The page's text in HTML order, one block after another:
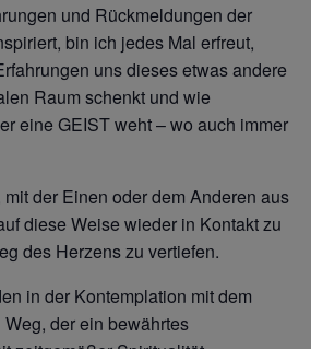
und Rückmeldungen der
bin ich jedes Mal erfreut,
uns dieses etwas andere
Raum schenkt und wie
eine GEIST weht – wo auch immer
der Einen oder dem Anderen aus
diese Weise wieder in Kontakt zu
des Herzens zu vertiefen.
in der Kontemplation mit dem
der ein bewährtes